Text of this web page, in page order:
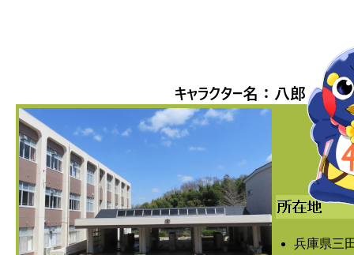
兵庫県三